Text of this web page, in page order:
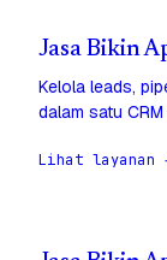
Jasa Bikin
Kelola leads,
dalam satu
Lihat layanan